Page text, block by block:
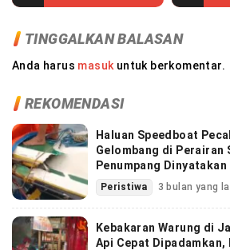
TINGGALKAN BALASAN
Anda harus masuk untuk berkomentar.
REKOMENDASI
Haluan Speedboat
Gelombang di Perairan
Penumpang
Peristiwa 3 bulan yang
Kebakaran Warung di
Api Cepat